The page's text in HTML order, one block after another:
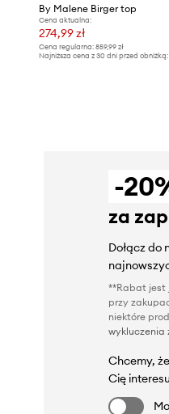
By Malene Birger top
Cena aktualna:
274,99 zł
Cena regularna: 859,99 zł
Najniższa cena z 30 dni przed obniżką:
-
za
Dołącz do
**Rabat jest
przy
niektóre
wykluczenia
Chcemy,
Cię